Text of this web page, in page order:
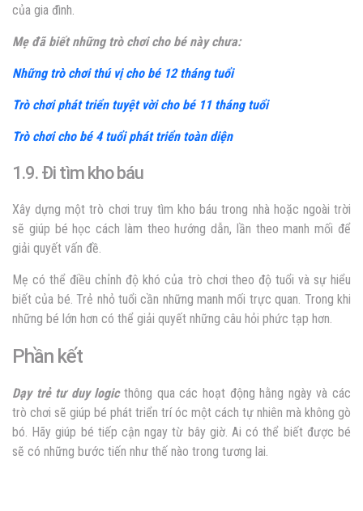
của gia đình.
Mẹ đã biết những trò chơi cho bé này chưa:
Những trò chơi thú vị cho bé 12 tháng tuổi
Trò chơi phát triển tuyệt vời cho bé 11 tháng tuổi
Trò chơi cho bé 4 tuổi phát triển toàn diện
1.9. Đi tìm kho báu
Xây dựng một trò chơi truy tìm kho báu trong nhà hoặc ngoài trời
sẽ giúp bé học cách làm theo hướng dẫn, lần theo manh mối để
giải quyết vấn đề.
Mẹ có thể điều chỉnh độ khó của trò chơi theo độ tuổi và sự hiểu
biết của bé. Trẻ nhỏ tuổi cần những manh mối trực quan. Trong khi
những bé lớn hơn có thể giải quyết những câu hỏi phức tạp hơn.
Phần kết
Dạy trẻ tư duy logicthông qua các hoạt động hằng ngày và các
trò chơi sẽ giúp bé phát triển trí óc một cách tự nhiên mà không gò
bó. Hãy giúp bé tiếp cận ngay từ bây giờ. Ai có thể biết được bé
sẽ có những bước tiến như thế nào trong tương lai.